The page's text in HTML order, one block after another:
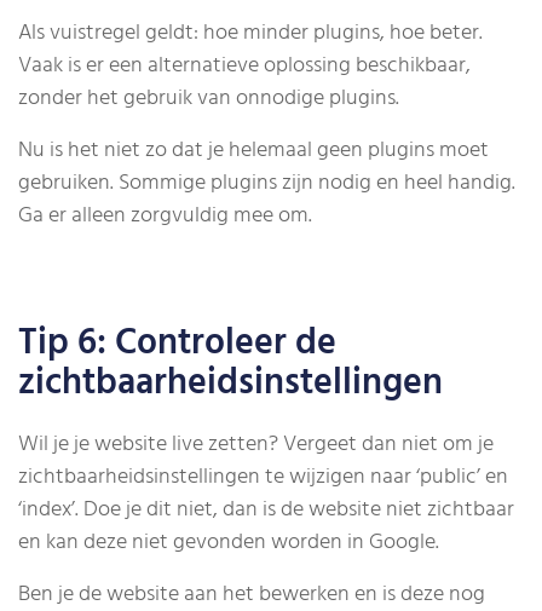
Als vuistregel geldt: hoe minder plugins, hoe beter.
Vaak is er een alternatieve oplossing beschikbaar,
zonder het gebruik van onnodige plugins.
Nu is het niet zo dat je helemaal geen plugins moet
gebruiken. Sommige plugins zijn nodig en heel handig.
Ga er alleen zorgvuldig mee om.
Tip 6: Controleer de
zichtbaarheidsinstellingen
Wil je je website live zetten? Vergeet dan niet om je
zichtbaarheidsinstellingen te wijzigen naar ‘public’ en
‘index’. Doe je dit niet, dan is de website niet zichtbaar
en kan deze niet gevonden worden in Google.
Ben je de website aan het bewerken en is deze nog